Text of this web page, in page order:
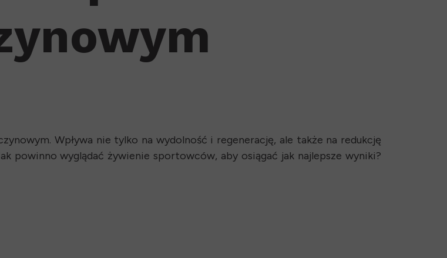
Wpływa nie tylko na wydolność i regenerację, ale także na redukcję
powinno wyglądać żywienie sportowców, aby osiągać jak najlepsze wyniki?